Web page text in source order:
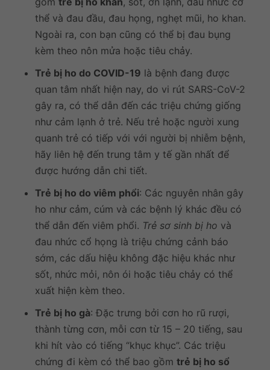
thể và đau đầu, đau họng, nghẹt mũi, ho khan.
Ngoài ra, con bạn cũng có thể bị đau bụng
kèm theo nôn mửa hoặc tiêu chảy.
Trẻ bị ho do COVID-19 là bệnh đang được
quan tâm nhất hiện nay, do vi rút SARS-CoV-2
gây ra, có thể dẫn đến các triệu chứng giống
như cảm lạnh ở trẻ. Nếu trẻ hoặc người xung
quanh trẻ có tiếp với với người bị nhiễm bệnh,
hãy liên hệ đến trung tâm y tế gần nhất để
được hướng dẫn chi tiết.
Trẻ bị ho do viêm phổi: Các nguyên nhân gây
ho như cảm, cúm và các bệnh lý khác đều có
thể dẫn đến viêm phổi. Trẻ sơ sinh bị ho và
đau nhức cổ họng là triệu chứng cảnh báo
sớm, các dấu hiệu không đặc hiệu khác như
sốt, nhức mỏi, nôn ói hoặc tiêu chảy có thể
xuất hiện kèm theo.
Trẻ bị ho gà: Đặc trưng bởi cơn ho rũ rượi,
thành từng cơn, mỗi cơn từ 15 – 20 tiếng, sau
khi hít vào có tiếng “khục khục”. Các triệu
chứng đi kèm có thể bao gồm trẻ bị ho sổ